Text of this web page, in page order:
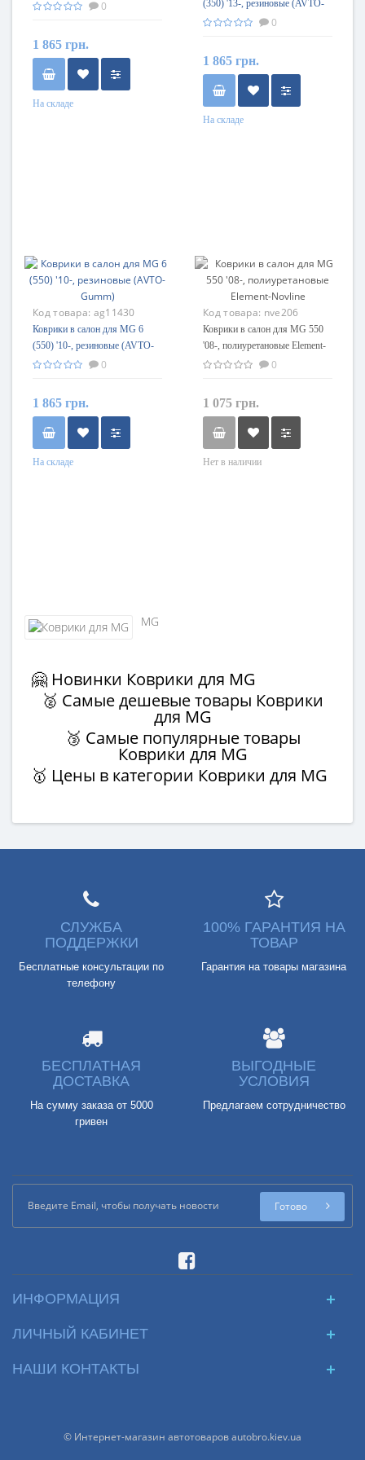
0
1 865 грн.
На складе
(350) '13-, резиновые (AVTO-
Gumm)
0
1 865 грн.
На складе
Код товара: ag11430
Коврики в салон для MG 6
(550) '10-, резиновые (AVTO-
Gumm)
0
1 865 грн.
На складе
Код товара: nve206
Коврики в салон для MG 550
'08-, полиуретановые Element-
Novline
0
1 075 грн.
Нет в наличии
MG
🤗 Новинки Коврики для MG
🥈 Самые дешевые товары Коврики
для MG
🥉 Самые популярные товары
Коврики для MG
🥇 Цены в категории Коврики для MG
СЛУЖБА
ПОДДЕРЖКИ
Бесплатные консультации по
телефону
100% ГАРАНТИЯ НА
ТОВАР
Гарантия на товары магазина
БЕСПЛАТНАЯ
ДОСТАВКА
На сумму заказа от 5000
гривен
ВЫГОДНЫЕ
УСЛОВИЯ
Предлагаем сотрудничество
Готово
ИНФОРМАЦИЯ
ЛИЧНЫЙ КАБИНЕТ
НАШИ КОНТАКТЫ
© Интернет-магазин автотоваров autobro.kiev.ua